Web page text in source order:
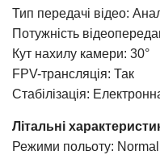
Тип передачі відео:
Потужність
Кут нахилу камери: 30°
FPV-трансляція: Так
Стабілізація:
Літальні
Режими польоту: Normal